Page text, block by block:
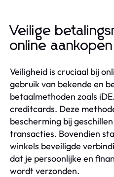
Veilige
online aankopen
Veiligheid is cruciaal bij
gebruik van bekende en
betaalmethoden zoals
creditcards. Deze
bescherming bij
transacties. Bovendien
winkels beveiligde
dat je persoonlijke en
wordt verzonden.